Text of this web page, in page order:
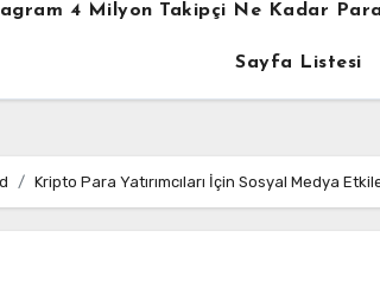
4 Milyon Takipçi Ne Kadar
Sayfa Listesi
Kripto Para Yatırımcıları İçin Sosyal Medya